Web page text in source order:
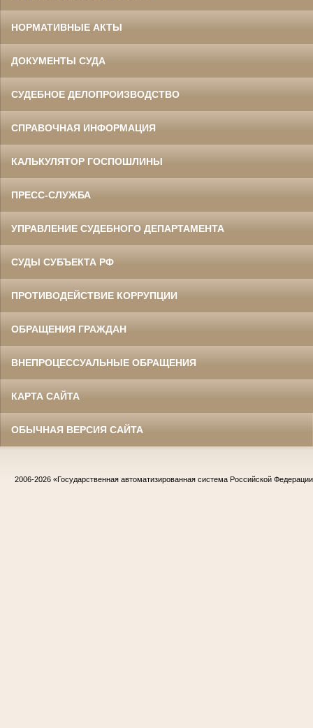
НОРМАТИВНЫЕ АКТЫ
ДОКУМЕНТЫ СУДА
СУДЕБНОЕ ДЕЛОПРОИЗВОДСТВО
СПРАВОЧНАЯ ИНФОРМАЦИЯ
КАЛЬКУЛЯТОР ГОСПОШЛИНЫ
ПРЕСС-СЛУЖБА
УПРАВЛЕНИЕ СУДЕБНОГО ДЕПАРТАМЕНТА
СУДЫ СУБЪЕКТА РФ
ПРОТИВОДЕЙСТВИЕ КОРРУПЦИИ
ОБРАЩЕНИЯ ГРАЖДАН
ВНЕПРОЦЕССУАЛЬНЫЕ ОБРАЩЕНИЯ
КАРТА САЙТА
ОБЫЧНАЯ ВЕРСИЯ САЙТА
2006-2026 «Государственная автоматизированная система Российской